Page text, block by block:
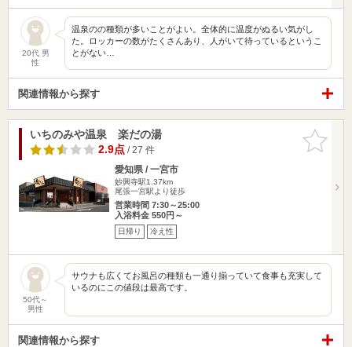
20代 男
性
温泉のの種類が多いことがよい。全体的に温度がぬるい気がし
た。ロッカーの数がたくさんあり、人がいて待っているというこ
とがない…
関連情報から探す
お気に入
りに追加
いちのみや温泉 楽だの湯
2.9点/ 27 件
愛知県 / 一宮市
妙興寺駅1.37km
尾張一宮駅より徒歩
営業時間 7:30～25:00
入浴料金 550円～
日帰り 冷え性
50代～
男性
サウナも広くてお風呂の種類も一通り揃っていて食事も充実して
いるのにこの値段は最高です。
関連情報から探す